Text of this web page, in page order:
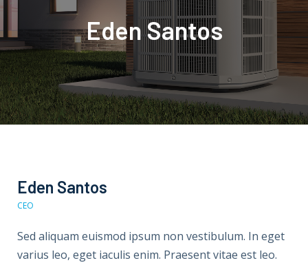
Eden Santos
Eden Santos
CEO
Sed aliquam euismod ipsum non vestibulum. In eget
varius leo, eget iaculis enim. Praesent vitae est leo.